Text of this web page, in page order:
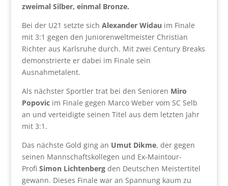
zweimal Silber, einmal Bronze.
Bei der U21 setzte sich Alexander Widau im Finale
mit 3:1 gegen den Juniorenweltmeister Christian
Richter aus Karlsruhe durch. Mit zwei Century Breaks
demonstrierte er dabei im Finale sein
Ausnahmetalent.
Als nächster Sportler trat bei den Senioren Miro
Popovicim Finale gegen Marco Weber vom SC Selb
an und verteidigte seinen Titel aus dem letzten Jahr
mit 3:1.
Das nächste Gold ging an Umut Dikme, der gegen
seinen Mannschaftskollegen und Ex-Maintour-
Profi Simon Lichtenbergden Deutschen Meistertitel
gewann. Dieses Finale war an Spannung kaum zu